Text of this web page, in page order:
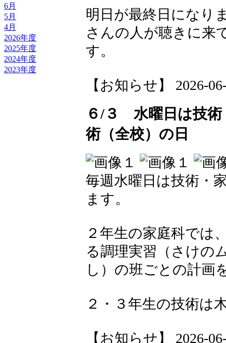
6月
5月
4月
2026年度
2025年度
2024年度
2023年度
明日が最終日になり
さんの人が聴きに来
す。
【お知らせ】 2026-
６/３ 水曜日は技術
術（全校）の日
毎週水曜日は技術・
ます。
２年生の家庭科では
る調理実習（さけの
し）の班ごとの計画
２・３年生の技術は
【お知らせ】 2026-